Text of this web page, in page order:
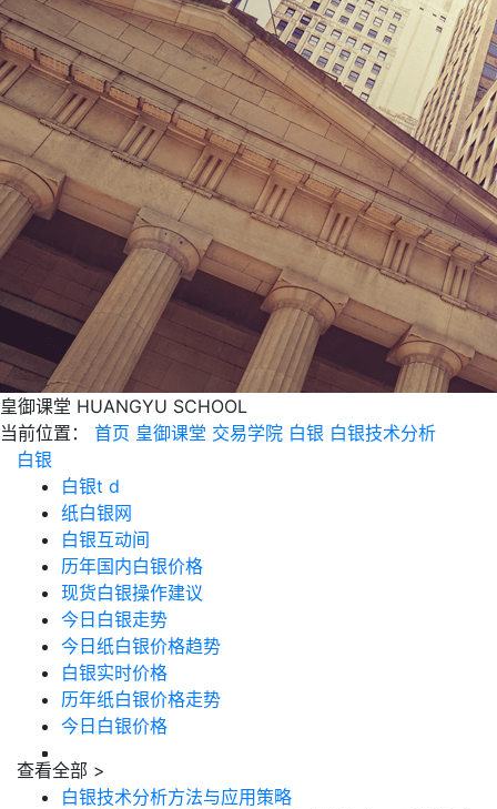
皇御课堂 HUANGYU SCHOOL
当前位置：
首页 皇御课堂 交易学院 白银 白银技术分析
白银
白银t d
纸白银网
白银互动间
历年国内白银价格
现货白银操作建议
今日白银走势
今日纸白银价格趋势
白银实时价格
历年纸白银价格走势
今日白银价格
查看全部 >
白银技术分析方法与应用策略